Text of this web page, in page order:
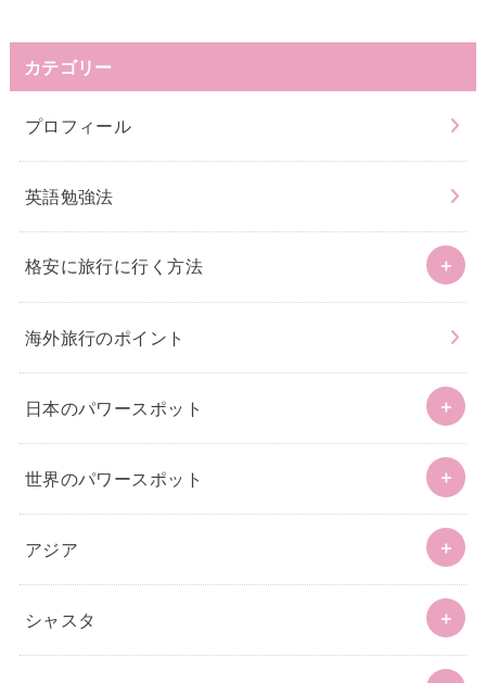
カテゴリー
プロフィール
英語勉強法
格安に旅行に行く方法
海外旅行のポイント
日本のパワースポット
世界のパワースポット
アジア
シャスタ